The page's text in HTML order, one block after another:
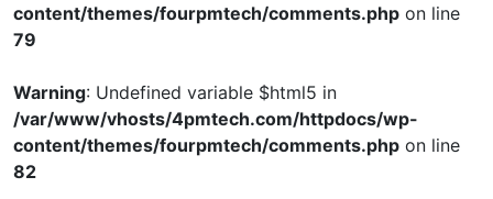
content/themes/fourpmtech/comments.php on line
79
Warning: Undefined variable $html5 in
/var/www/vhosts/4pmtech.com/httpdocs/wp-
content/themes/fourpmtech/comments.php on line
82